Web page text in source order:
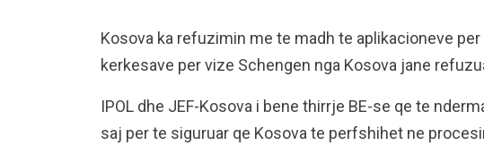
Kosova ka refuzimin me te madh te aplikacioneve
kerkesave per vize Schengen nga Kosova jane
IPOL dhe JEF-Kosova i bene thirrje BE-se qe te
saj per te siguruar qe Kosova te perfshihet ne